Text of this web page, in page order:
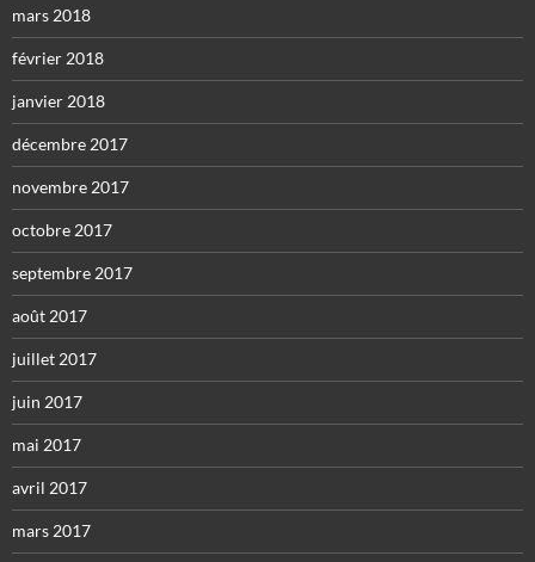
mars 2018
février 2018
janvier 2018
décembre 2017
novembre 2017
octobre 2017
septembre 2017
août 2017
juillet 2017
juin 2017
mai 2017
avril 2017
mars 2017